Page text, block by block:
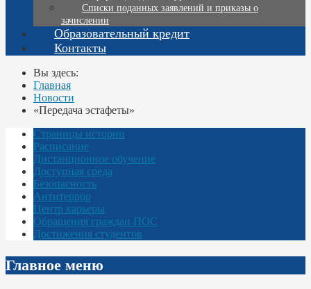
Списки поданных заявлений и приказы о
зачислении
Образовательный кредит
Контакты
Вы здесь:
Главная
Новости
«Передача эстафеты»
Страницы истории
Расписание
Дистанционное обучение
Доступная среда
Безопасность
Антитеррор
Центр карьеры
Обращения граждан ПОС
Достижения студентов
Главное меню